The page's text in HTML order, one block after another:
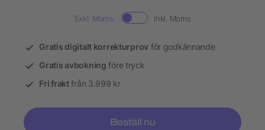
Exkl. Moms. Inkl. Moms
Gratis digitalt korrekturprov för godkännande
Gratis avbokning före tryck
Fri fraktfrån 3.999 kr
Beställ nu